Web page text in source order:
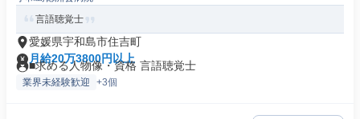
言語聴覚士
愛媛県宇和島市住吉町
月給20万3800円以上
■求める人物像・資格 言語聴覚士
業界未経験歓迎 +3個